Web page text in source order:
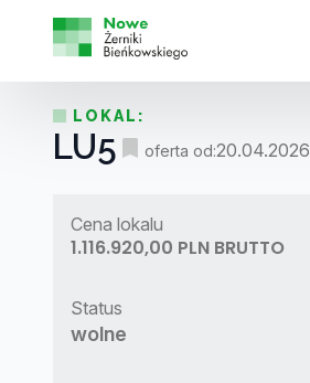
LOKAL:
LU5 oferta od:20.04.2026
Cena lokalu
1.116.920,00 PLN BRUTTO
Status
wolne